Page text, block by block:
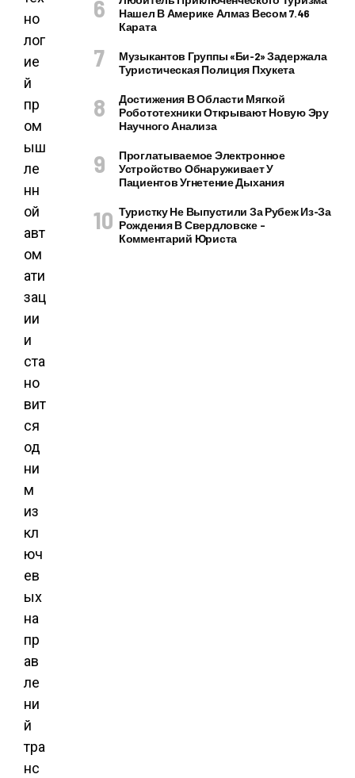
но
лог
ие
й
пр
ом
ыш
ле
нн
ой
авт
ом
ати
зац
ии
и
ста
но
вит
ся
од
ни
м
из
кл
юч
ев
ых
на
пр
ав
ле
ни
й
тра
нс
Нашел В Америке Алмаз Весом 7.46
Карата
Музыкантов Группы «Би-2» Задержала
Туристическая Полиция Пхукета
Достижения В Области Мягкой
Робототехники Открывают Новую Эру
Научного Анализа
Проглатываемое Электронное
Устройство Обнаруживает У
Пациентов Угнетение Дыхания
Туристку Не Выпустили За Рубеж Из-За
Рождения В Свердловске –
Комментарий Юриста